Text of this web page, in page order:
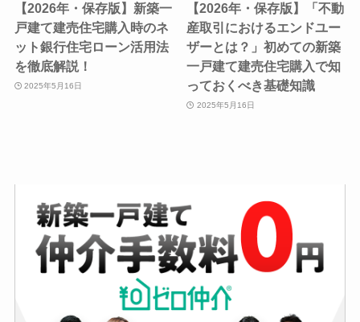
【2026年・保存版】新築一
戸建て建売住宅購入時のネ
ット銀行住宅ローン活用法
を徹底解説！
2025年5月16日
【2026年・保存版】「不動
産取引におけるエンドユー
ザーとは？」初めての新築
一戸建て建売住宅購入で知
っておくべき基礎知識
2025年5月16日